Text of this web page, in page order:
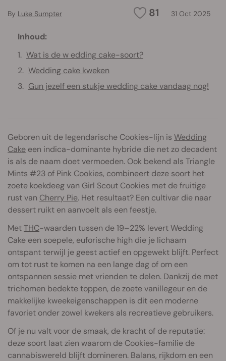
81 31 Oct 2025
By Luke Sumpter
Inhoud:
Wat is de w edding cake-soort?
Wedding cake kweken
Gun jezelf een stukje wedding cake vandaag nog!
Geboren uit de legendarische Cookies-lijn is Wedding
Cake een indica-dominante hybride die net zo decadent
is als de naam doet vermoeden. Ook bekend als Triangle
Mints #23 of Pink Cookies, combineert deze soort het
zoete koekdeeg van Girl Scout Cookies met de fruitige
rust van Cherry Pie. Het resultaat? Een cultivar die naar
dessert ruikt en aanvoelt als een feestje.
MetTHC-waarden tussen de 19–22% levert Wedding
Cake een soepele, euforische high die je lichaam
ontspant terwijl je geest actief en opgewekt blijft. Perfect
om tot rust te komen na een lange dag of om een
ontspannen sessie met vrienden te delen. Dankzij de met
trichomen bedekte toppen, de zoete vanillegeur en de
makkelijke kweekeigenschappen is dit een moderne
favoriet onder zowel kwekers als recreatieve gebruikers.
Of je nu valt voor de smaak, de kracht of de reputatie:
deze soort laat zien waarom de Cookies-familie de
cannabiswereld blijft domineren. Balans, rijkdom en een